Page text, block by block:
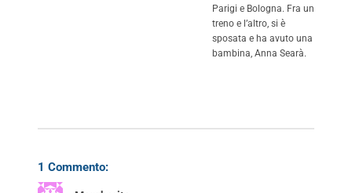
Parigi e Bologna. Fra un
treno e l’altro, si è
sposata e ha avuto una
bambina, Anna Searà.
1 Commento: